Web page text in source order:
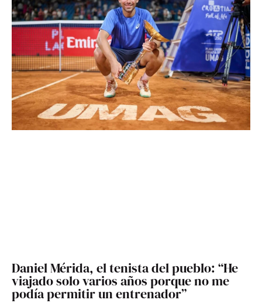
Daniel Mérida, el tenista del pueblo: “He
viajado solo varios años porque no me
podía permitir un entrenador”